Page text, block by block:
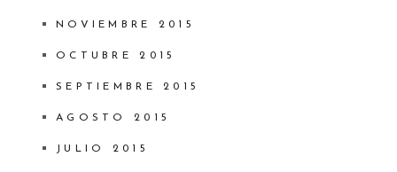
NOVIEMBRE 2015
OCTUBRE 2015
SEPTIEMBRE 2015
AGOSTO 2015
JULIO 2015